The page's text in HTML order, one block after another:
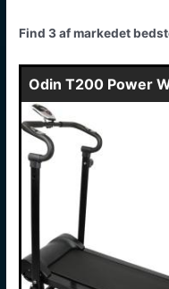
Find 3 af markedet
Odin T200 Power